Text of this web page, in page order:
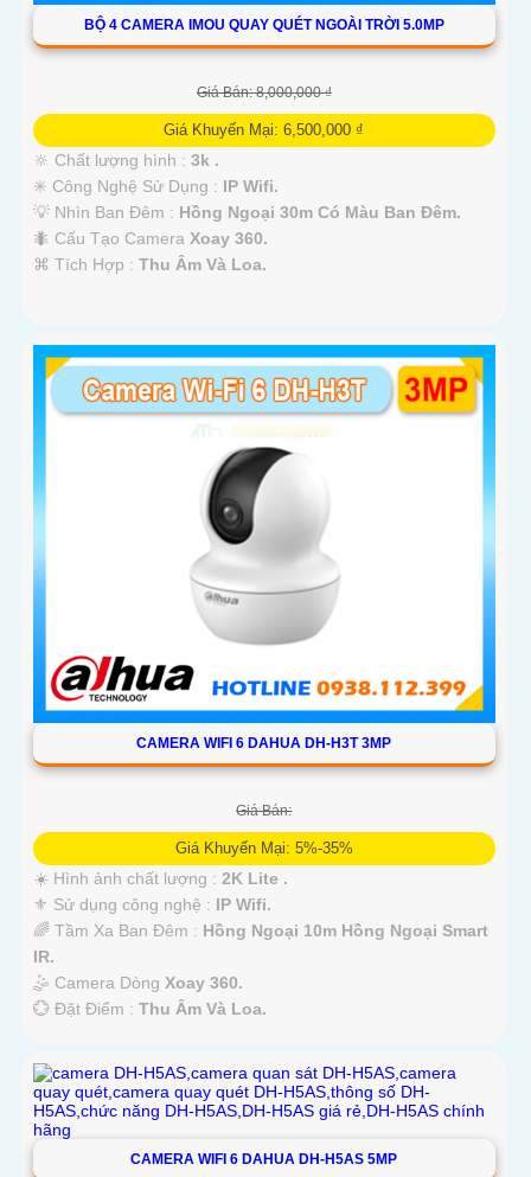
BỘ 4 CAMERA IMOU QUAY QUÉT NGOÀI TRỜI 5.0MP
Giá Bán: 8,000,000 ₫
Giá Khuyến Mại: 6,500,000 ₫
🔆 Chất lượng hình : 3k .
✳️ Công Nghệ Sử Dụng : IP Wifi.
💡 Nhìn Ban Đêm : Hồng Ngoại 30m Có Màu Ban Ðêm.
🐜 Cấu Tạo Camera Xoay 360.
️⌘ Tích Hợp : Thu Âm Và Loa.
CAMERA WIFI 6 DAHUA DH-H3T 3MP
Giá Bán:
Giá Khuyến Mại: 5%-35%
☀️ Hình ảnh chất lượng : 2K Lite .
⚜️ Sử dụng công nghệ : IP Wifi.
🌈 Tầm Xa Ban Đêm : Hồng Ngoại 10m Hồng Ngoại Smart
IR.
🤹 Camera Dòng Xoay 360.
️💮 Đặt Điểm : Thu Âm Và Loa.
CAMERA WIFI 6 DAHUA DH-H5AS 5MP